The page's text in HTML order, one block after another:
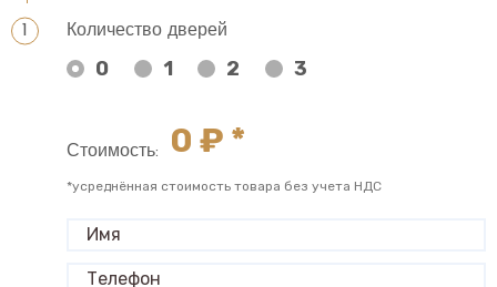
Количество дверей
0 1 2 3
Стоимость: 0 ₽ *
*усреднённая стоимость товара без учета НДС